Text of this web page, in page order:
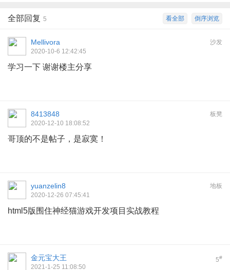
倒序浏览
看全部
全部回复 5
沙发
Mellivora
2020-10-6 12:42:45
学习一下 谢谢楼主分享
板凳
8413848
2020-12-10 18:08:52
哥顶的不是帖子，是寂寞！
地板
yuanzelin8
2020-12-26 07:45:41
html5版围住神经猫游戏开发项目实战教程
5#
金元宝大王
2021-1-25 11:08:50